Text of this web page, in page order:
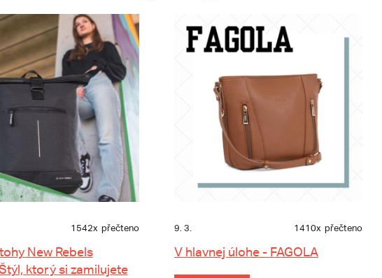
1542x přečteno
New Rebels
ktorý si zamilujete
9. 3. 1410x přečteno
V hlavnej úlohe - FAGOLA